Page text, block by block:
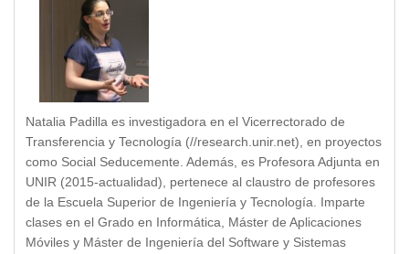
Natalia Padilla es investigadora en el Vicerrectorado de
Transferencia y Tecnología (//research.unir.net), en proyectos
como Social Seducemente. Además, es Profesora Adjunta en
UNIR (2015-actualidad), pertenece al claustro de profesores
de la Escuela Superior de Ingeniería y Tecnología. Imparte
clases en el Grado en Informática, Máster de Aplicaciones
Móviles y Máster de Ingeniería del Software y Sistemas